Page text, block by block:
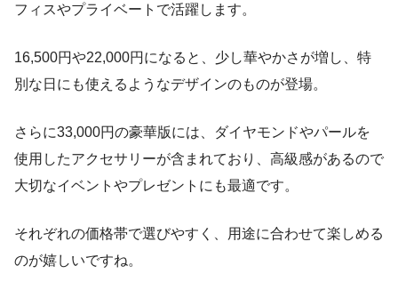
フィスやプライベートで活躍します。
16,500円や22,000円になると、少し華やかさが増し、特
別な日にも使えるようなデザインのものが登場。
さらに33,000円の豪華版には、ダイヤモンドやパールを
使用したアクセサリーが含まれており、高級感があるので
大切なイベントやプレゼントにも最適です。
それぞれの価格帯で選びやすく、用途に合わせて楽しめる
のが嬉しいですね。